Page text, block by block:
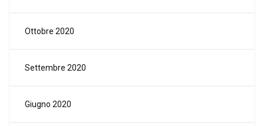
Ottobre 2020
Settembre 2020
Giugno 2020